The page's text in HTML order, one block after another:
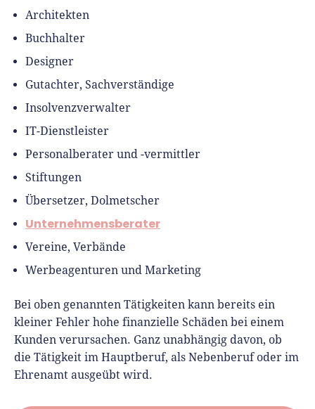
Architekten
Buchhalter
Designer
Gutachter, Sachverständige
Insolvenzverwalter
IT-Dienstleister
Personalberater und -vermittler
Stiftungen
Übersetzer, Dolmetscher
Unternehmensberater
Vereine, Verbände
Werbeagenturen und Marketing
Bei oben genannten Tätigkeiten kann bereits ein
kleiner Fehler hohe finanzielle Schäden bei einem
Kunden verursachen. Ganz unabhängig davon, ob
die Tätigkeit im Hauptberuf, als Nebenberuf oder im
Ehrenamt ausgeübt wird.